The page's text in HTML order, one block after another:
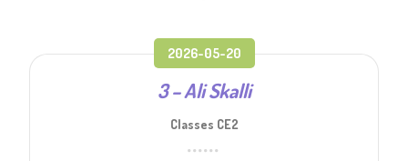
2026-05-20
3 – Ali Skalli
Classes CE2